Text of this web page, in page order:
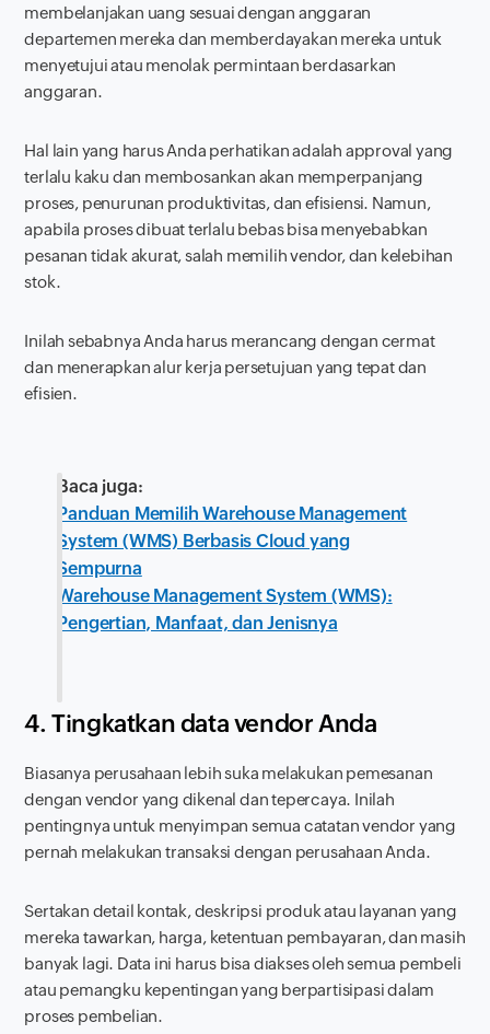
membelanjakan uang sesuai dengan anggaran
departemen mereka dan memberdayakan mereka untuk
menyetujui atau menolak permintaan berdasarkan
anggaran.
Hal lain yang harus Anda perhatikan adalah approvalyang
terlalu kaku dan membosankan akan memperpanjang
proses, penurunan produktivitas, dan efisiensi. Namun,
apabila proses dibuat terlalu bebas bisa menyebabkan
pesanan tidak akurat, salah memilih vendor, dan kelebihan
stok.
Inilah sebabnya Anda harus merancang dengan cermat
dan menerapkan alur kerja persetujuan yang tepat dan
efisien.
Baca juga:
Panduan Memilih Warehouse Management
System (WMS) Berbasis Cloud yang
Sempurna
Warehouse Management System (WMS):
Pengertian, Manfaat, dan Jenisnya
4. Tingkatkan data vendor Anda
Biasanya perusahaan lebih suka melakukan pemesanan
dengan vendor yang dikenal dan tepercaya. Inilah
pentingnya untuk menyimpan semua catatan vendor yang
pernah melakukan transaksi dengan perusahaan Anda.
Sertakan detail kontak, deskripsi produk atau layanan yang
mereka tawarkan, harga, ketentuan pembayaran, dan masih
banyak lagi. Data ini harus bisa diakses oleh semua pembeli
atau pemangku kepentingan yang berpartisipasi dalam
proses pembelian.